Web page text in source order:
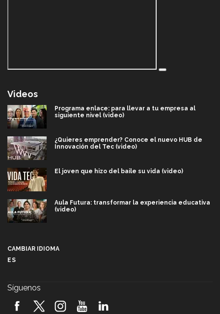
Videos
Programa enlace: para llevar a tu empresa al
siguiente nivel (video)
¿Quieres emprender? Conoce el nuevo HUB de
Innovación del Tec (video)
El joven que hizo del baile su vida (video)
Aula Futura: transformar la experiencia educativa
(video)
2026! (video)
CAMBIAR IDIOMA
ES
Síguenos